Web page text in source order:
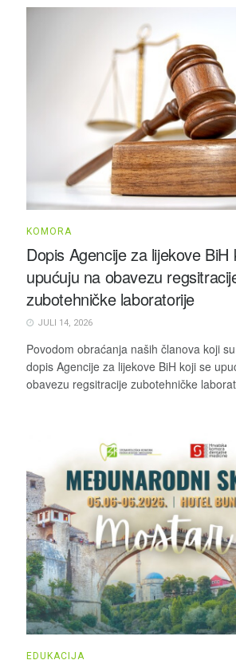
KOMORA
Dopis Agencije za lijekove BiH
upućuju na obavezu
zubotehničke laboratorije
JULI 14, 2026
Povodom obraćanja naših članova koji
dopis Agencije za lijekove BiH koji se
obavezu regsitracije zubotehničke
EDUKACIJA